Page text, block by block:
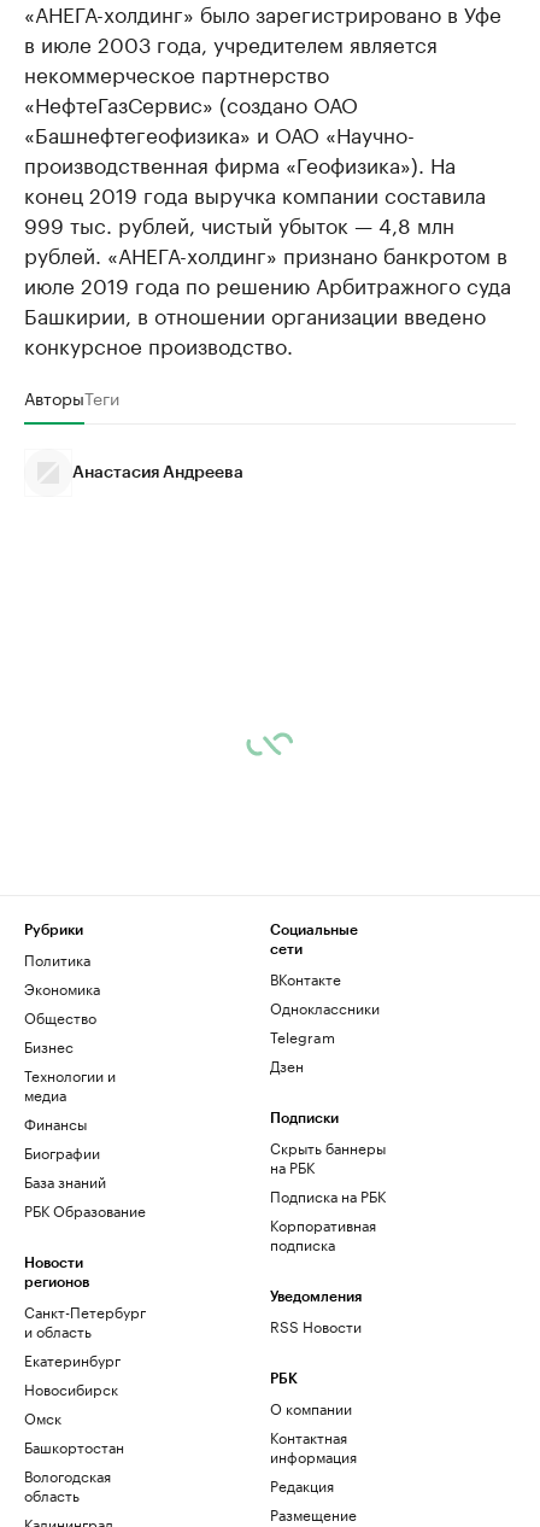
«АНЕГА-холдинг» было зарегистрировано в Уфе
в июле 2003 года, учредителем является
некоммерческое партнерство
«НефтеГазСервис» (создано ОАО
«Башнефтегеофизика» и ОАО «Научно-
производственная фирма «Геофизика»). На
конец 2019 года выручка компании составила
999 тыс. рублей, чистый убыток — 4,8 млн
рублей. «АНЕГА-холдинг» признано банкротом в
июле 2019 года по решению Арбитражного суда
Башкирии, в отношении организации введено
конкурсное производство.
АвторыТеги
Анастасия Андреева
Рубрики
Политика
Экономика
Общество
Бизнес
Технологии и
медиа
Финансы
Биографии
База знаний
РБК Образование
Новости
регионов
Санкт-Петербург
и область
Екатеринбург
Новосибирск
Омск
Башкортостан
Вологодская
область
Социальные
сети
ВКонтакте
Одноклассники
Telegram
Дзен
Подписки
Скрыть баннеры
на РБК
Подписка на РБК
Корпоративная
подписка
Уведомления
RSS Новости
РБК
О компании
Контактная
информация
Редакция
Размещение